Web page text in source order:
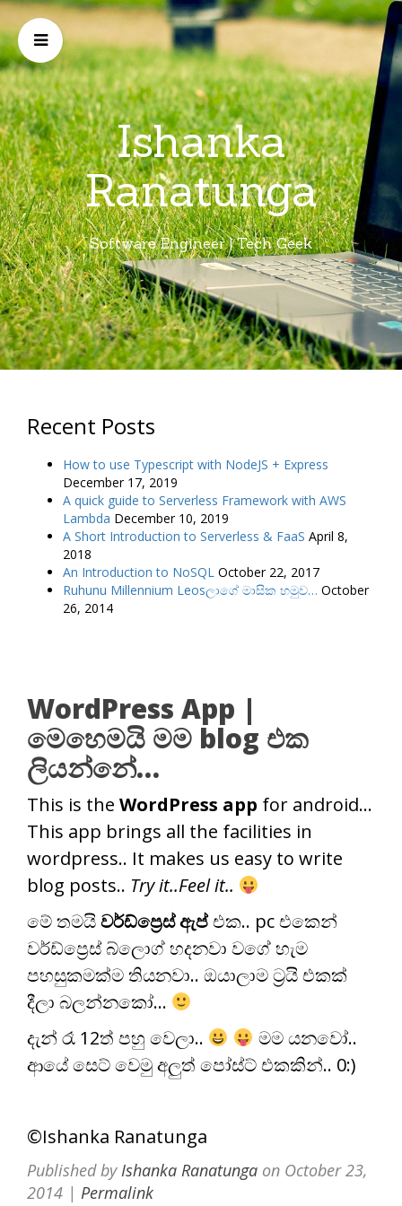
Ishanka
Ranatunga
Software Engineer | Tech Geek
Recent Posts
How to use Typescript with NodeJS + Express
December 17, 2019
A quick guide to Serverless Framework with AWS
Lambda December 10, 2019
A Short Introduction to Serverless & FaaS April 8,
2018
An Introduction to NoSQL October 22, 2017
Ruhunu Millennium Leosලාගේ මාසික හමුව… October
26, 2014
WordPress App |
මෙහෙමයි මම blog එක
ලියන්නේ…
This is the WordPress app for android…
This app brings all the facilities in
wordpress.. It makes us easy to write
blog posts.. Try it..Feel it..
මේ තමයිවර්ඩ්ප්‍රෙස් ඇප්එක.. pc එකෙන්
වර්ඩ්ප්‍රෙස් බ්ලොග් හදනවා වගේ හැම
පහසුකමක්ම තියනවා.. ඔයාලාම ට්‍රයි එකක්
දීලා බලන්නකෝ…
දැන් රෑ 12ත් පහු වෙලා..
මම යනවෝ..
ආයේ සෙට් වෙමු අලුත් පෝස්ට් එකකින්.. 0:)
©Ishanka Ranatunga
Published byIshanka Ranatunga on October 23,
2014 | Permalink